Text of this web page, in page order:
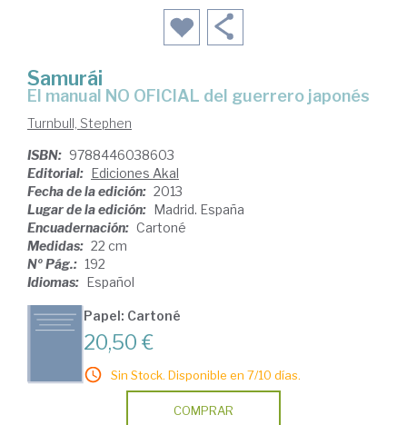
Samurái
el manual NO OFICIAL del guerrero japonés
Turnbull, Stephen
ISBN: 9788446038603
Editorial: Ediciones Akal
Fecha de la edición: 2013
Lugar de la edición: Madrid. España
Encuadernación: Cartoné
Medidas: 22 cm
Nº Pág.: 192
Idiomas: Español
Papel: Cartoné
20,50 €
Sin Stock. Disponible en 7/10 días.
COMPRAR